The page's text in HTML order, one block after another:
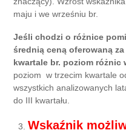
maju i we wrześniu br.
Jeśli chodzi o różnice
średnią ceną oferowaną
kwartale br. poziom różnic
poziom w trzecim kwartale
wszystkich analizowanych
do III kwartału.
Wskaźnik